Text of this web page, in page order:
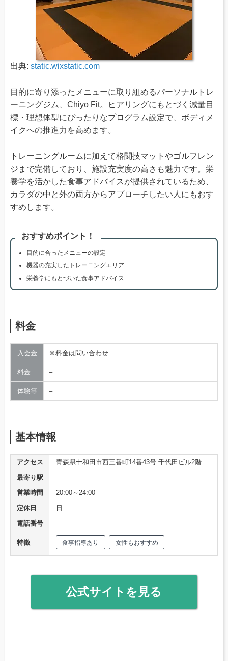
出典: static.wixstatic.com
目的に寄り添ったメニューに取り組めるパーソナルトレ
ーニングジム、Chiyo Fit。ヒアリングにもとづく減量目
標・理想体型にぴったりなプログラム設定で、ボディメ
イクへの推進力を高めます。
トレーニングルームに加えて格闘技マットやゴルフレン
ジまで完備しており、施設充実度の高さも魅力です。栄
養学を活かした食事アドバイスが提供されているため、
カラダの中と外の両方からアプローチしたい人にもおす
すめします。
おすすめポイント！
目的に合ったメニューの設定
機器の充実したトレーニングエリア
栄養学にもとづいた食事アドバイス
料金
入会金 ※料金は問い合わせ
料金 –
体験等 –
基本情報
アクセス
青森県十和田市西三番町14番43号 千代田ビル2階
最寄り駅
–
営業時間
20:00～24:00
定休日
日
電話番号
–
特徴 食事指導あり 女性もおすすめ
公式サイトを見る